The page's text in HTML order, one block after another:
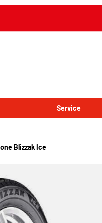
Service
Blizzak Ice